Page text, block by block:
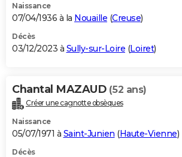
Naissance
07/04/1936 à la Nouaille (Creuse)
Décès
03/12/2023 à Sully-sur-Loire (Loiret)
Chantal MAZAUD (52 ans)
Créer une cagnotte obsèques
Naissance
05/07/1971 à Saint-Junien (Haute-Vienne)
Décès